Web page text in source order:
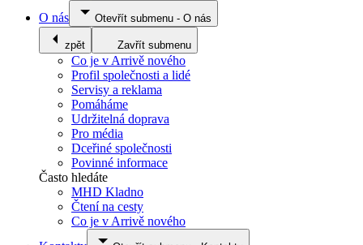
O nás
Otevřít submenu - O nás
zpět Zavřít submenu
Co je v Arrivě nového
Profil společnosti a lidé
Servisy a reklama
Pomáháme
Udržitelná doprava
Pro média
Dceřiné společnosti
Povinné informace
Často hledáte
MHD Kladno
Čtení na cesty
Co je v Arrivě nového